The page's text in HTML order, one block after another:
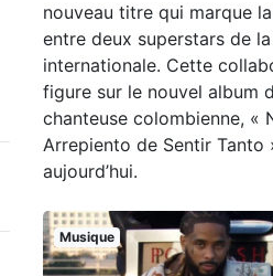
nouveau titre qui marque
entre deux superstars de
internationale. Cette
figure sur le nouvel album
chanteuse colombienne, «
Arrepiento de Sentir Tanto
aujourd’hui.
Musique